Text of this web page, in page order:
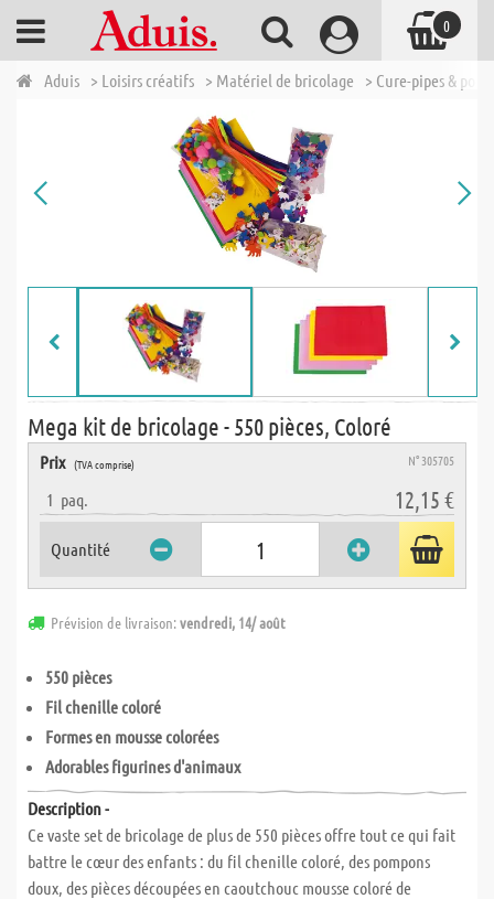
Aduis > Loisirs créatifs > Matériel de bricolage > Cure-pipes &
Mega kit de bricolage - 550 pièces, Coloré
Prix (TVA comprise) N° 305705
1 paq. 12,15 €
Quantité
Prévision de livraison:vendredi, 14/ août
550 pièces
Fil chenille coloré
Formes en mousse colorées
Adorables figurines d'animaux
Description -
Ce vaste set de bricolage de plus de 550 pièces offre tout ce qui fait
battre le cœur des enfants : du fil chenille coloré, des pompons
doux, des pièces découpées en caoutchouc mousse coloré de
0